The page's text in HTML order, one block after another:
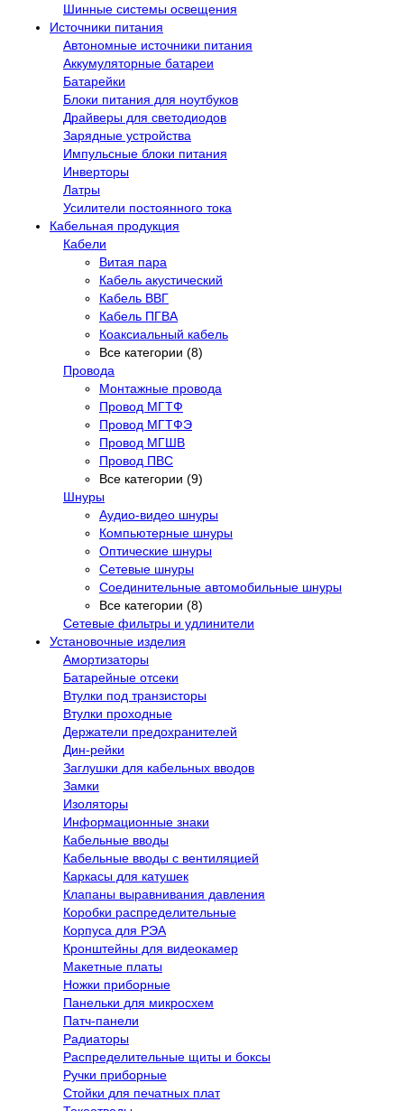
Шинные системы освещения
Источники питания
Автономные источники питания
Аккумуляторные батареи
Батарейки
Блоки питания для ноутбуков
Драйверы для светодиодов
Зарядные устройства
Импульсные блоки питания
Инверторы
Латры
Усилители постоянного тока
Кабельная продукция
Кабели
Витая пара
Кабель акустический
Кабель ВВГ
Кабель ПГВА
Коаксиальный кабель
Все категории (8)
Провода
Монтажные провода
Провод МГТФ
Провод МГТФЭ
Провод МГШВ
Провод ПВС
Все категории (9)
Шнуры
Аудио-видео шнуры
Компьютерные шнуры
Оптические шнуры
Сетевые шнуры
Соединительные автомобильные шнуры
Все категории (8)
Сетевые фильтры и удлинители
Установочные изделия
Амортизаторы
Батарейные отсеки
Втулки под транзисторы
Втулки проходные
Держатели предохранителей
Дин-рейки
Заглушки для кабельных вводов
Замки
Изоляторы
Информационные знаки
Кабельные вводы
Кабельные вводы с вентиляцией
Каркасы для катушек
Клапаны выравнивания давления
Коробки распределительные
Корпуса для РЭА
Кронштейны для видеокамер
Макетные платы
Ножки приборные
Панельки для микросхем
Патч-панели
Радиаторы
Распределительные щиты и боксы
Ручки приборные
Стойки для печатных плат